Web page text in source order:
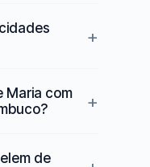
Maria com
de